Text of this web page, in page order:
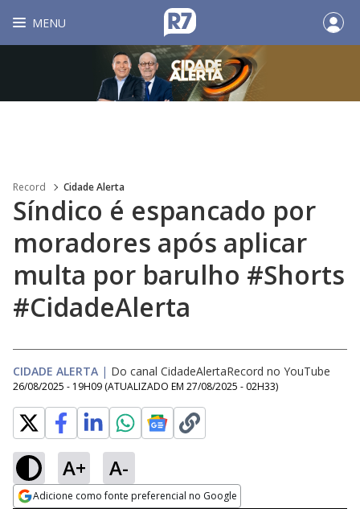
MENU
Record Cidade Alerta
Síndico é espancado por
moradores após aplicar
multa por barulho #Shorts
#CidadeAlerta
CIDADE ALERTA | Do canal CidadeAlertaRecord no YouTube
26/08/2025 - 19H09 (ATUALIZADO EM 27/08/2025 - 02H33)
A+ A-
Adicione como fonte preferencial no Google